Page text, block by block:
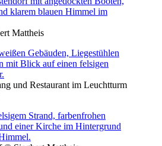
Mattheis
und Restaurant im Leuchtturm